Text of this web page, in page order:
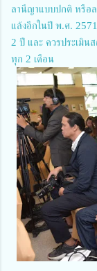
ลานีญาแบบปกติ หรือ
แล้งอีกในปี พ.ศ.
2 ปี และ ควรประเมิน
ทุก 2 เดือน